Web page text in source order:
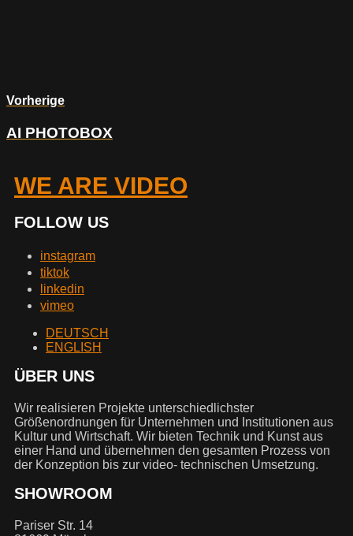
Vorherige
AI PHOTOBOX
WE ARE VIDEO
FOLLOW US
instagram
tiktok
linkedin
vimeo
DEUTSCH
ENGLISH
ÜBER UNS
Wir realisieren Projekte unterschiedlichster
Größenordnungen für Unternehmen und Institutionen aus
Kultur und Wirtschaft. Wir bieten Technik und Kunst aus
einer Hand und übernehmen den gesamten Prozess von
der Konzeption bis zur video- technischen Umsetzung.
SHOWROOM
Pariser Str. 14